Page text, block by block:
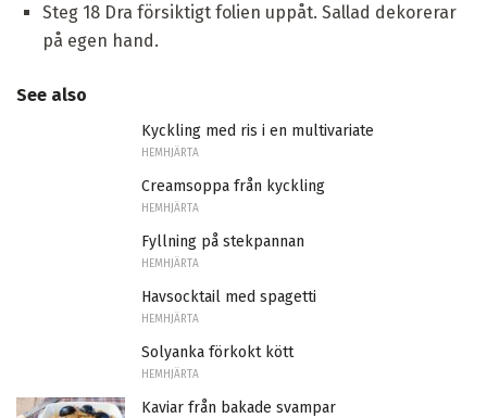
Steg 18 Dra försiktigt folien uppåt. Sallad dekorerar
på egen hand.
See also
Kyckling med ris i en multivariate
HEMHJÄRTA
Creamsoppa från kyckling
HEMHJÄRTA
Fyllning på stekpannan
HEMHJÄRTA
Havsocktail med spagetti
HEMHJÄRTA
Solyanka förkokt kött
HEMHJÄRTA
Kaviar från bakade svampar